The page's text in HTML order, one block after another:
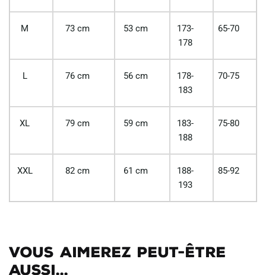
M 73 cm 53 cm
173-
178
65-70
L 76 cm 56 cm
178-
183
70-75
XL 79 cm 59 cm
183-
188
75-80
XXL 82 cm 61 cm
188-
193
85-92
Vous aimerez peut-être
aussi...